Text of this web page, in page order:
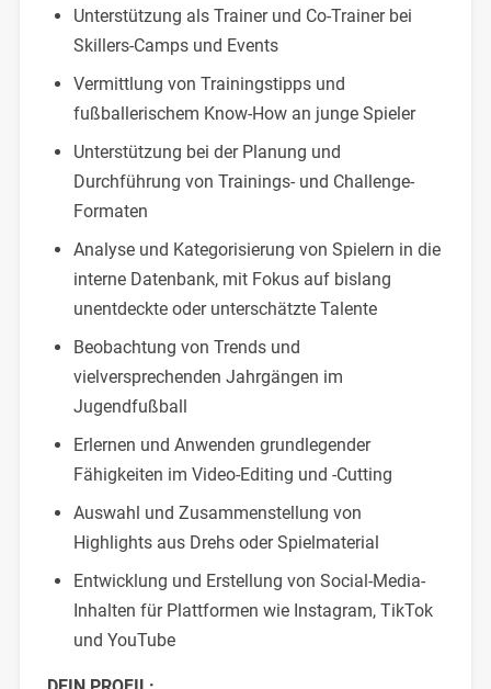
Unterstützung als Trainer und Co-Trainer bei
Skillers-Camps und Events
Vermittlung von Trainingstipps und
fußballerischem Know-How an junge Spieler
Unterstützung bei der Planung und
Durchführung von Trainings- und Challenge-
Formaten
Analyse und Kategorisierung von Spielern in die
interne Datenbank, mit Fokus auf bislang
unentdeckte oder unterschätzte Talente
Beobachtung von Trends und
vielversprechenden Jahrgängen im
Jugendfußball
Erlernen und Anwenden grundlegender
Fähigkeiten im Video-Editing und -Cutting
Auswahl und Zusammenstellung von
Highlights aus Drehs oder Spielmaterial
Entwicklung und Erstellung von Social-Media-
Inhalten für Plattformen wie Instagram, TikTok
und YouTube